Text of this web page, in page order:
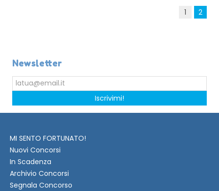
1 2
Newsletter
Iscrivimi!
MI SENTO FORTUNATO!
Nuovi Concorsi
In Scadenza
Archivio Concorsi
Segnala Concorso